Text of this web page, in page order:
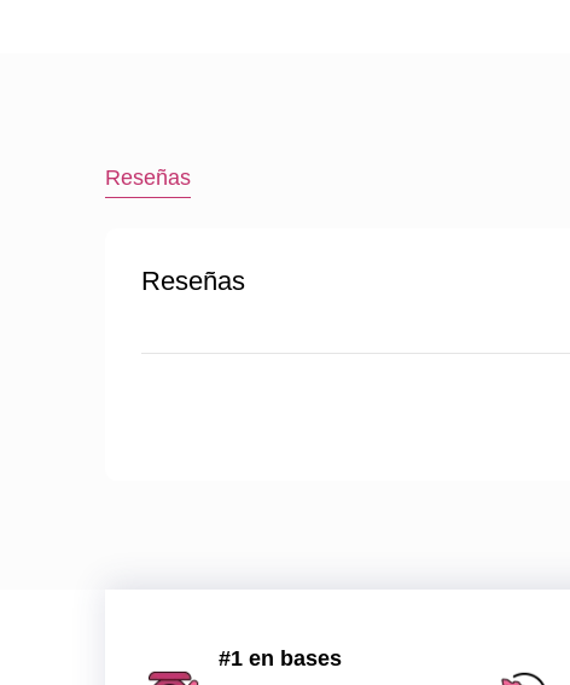
Reseñas
Reseñas
#1 en bases